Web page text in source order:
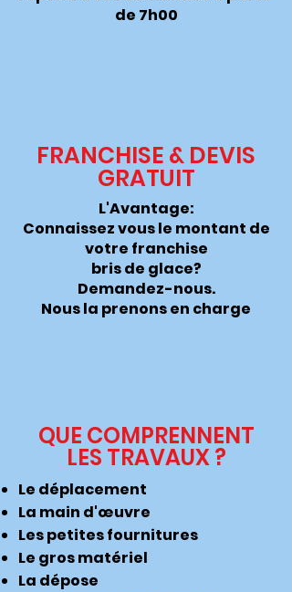
de 7h00
FRANCHISE & DEVIS
GRATUIT
L'Avantage:
Connaissez vous le montant de
votre franchise
bris de glace?
Demandez-nous.
Nous la prenonsen charge
QUE COMPRENNENT
LES TRAVAUX ?
Le déplacement
La main d'œuvre
Les petites fournitures
Le gros matériel
La dépose